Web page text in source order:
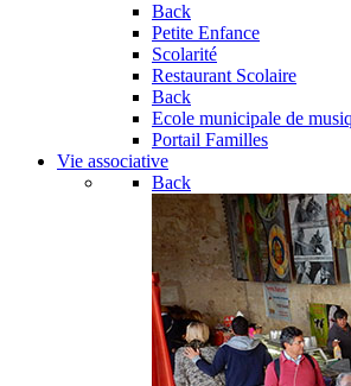
Back
Petite Enfance
Scolarité
Restaurant Scolaire
Back
Ecole municipale de
Portail Familles
Vie associative
Back